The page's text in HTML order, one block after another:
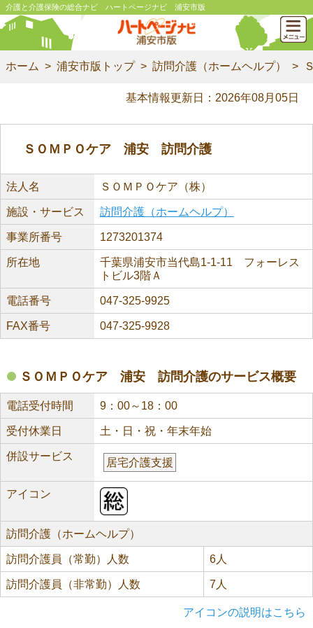
介護と介護保険の総合ナビ ハートページナビ 浦安市版
ホーム 浦安市版トップ 訪問介護（ホームヘルプ）
基本情報更新日：2026年08月05日
ＳＯＭＰＯケア 浦安 訪問介護
法人名 ＳＯＭＰＯケア（株）
施設・サービス 訪問介護（ホームヘルプ）
事業所番号 1273201374
所在地
千葉県浦安市当代島1-1-11 フォーレス
トビル3階Ａ
電話番号 047-325-9925
FAX番号 047-325-9928
ＳＯＭＰＯケア 浦安 訪問介護のサービス概要
電話受付時間 9：00～18：00
受付休業日 土・日・祝・年末年始
併設サービス
居宅介護支援
アイコン
訪問介護（ホームヘルプ）
訪問介護員（常勤）人数 6人
訪問介護員（非常勤）人数 7人
アイコンの説明はこちら